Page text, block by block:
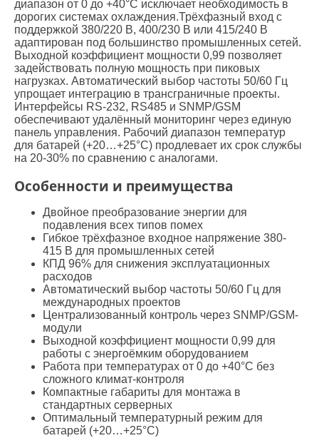
диапазон от 0 до +40°C исключает необходимость в
дорогих системах охлаждения.Трёхфазный вход с
поддержкой 380/220 В, 400/230 В или 415/240 В
адаптирован под большинство промышленных сетей.
Выходной коэффициент мощности 0,99 позволяет
задействовать полную мощность при пиковых
нагрузках. Автоматический выбор частоты 50/60 Гц
упрощает интеграцию в трансграничные проекты.
Интерфейсы RS-232, RS485 и SNMP/GSM
обеспечивают удалённый мониторинг через единую
панель управления. Рабочий диапазон температур
для батарей (+20…+25°C) продлевает их срок службы
на 20-30% по сравнению с аналогами.
Особенности и преимущества
Двойное преобразование энергии для
подавления всех типов помех
Гибкое трёхфазное входное напряжение 380-
415 В для промышленных сетей
КПД 96% для снижения эксплуатационных
расходов
Автоматический выбор частоты 50/60 Гц для
международных проектов
Централизованный контроль через SNMP/GSM-
модули
Выходной коэффициент мощности 0,99 для
работы с энергоёмким оборудованием
Работа при температурах от 0 до +40°C без
сложного климат-контроля
Компактные габариты для монтажа в
стандартных серверных
Оптимальный температурный режим для
батарей (+20…+25°C)